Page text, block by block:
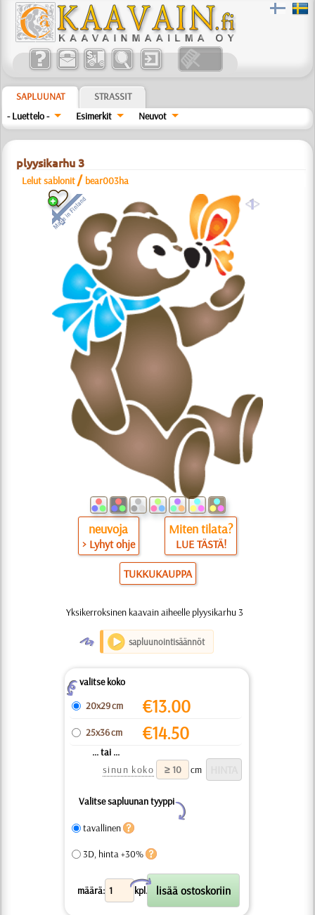
SAPLUUNAT
STRASSIT
- Luettelo -
Esimerkit Neuvot
plyysikarhu 3
Lelut sablonit / bear003ha
a
neuvoja
> Lyhyt ohje
Miten tilata?
LUE TÄSTÄ!
TUKKUKAUPPA
Yksikerroksinen kaavain aiheelle plyysikarhu 3
O sapluunointisäännöt
Zvalitse koko
20x29 cm
€13.00
25x36 cm €14.50
... tai ...
sinun koko
cm
Valitse sapluunan tyyppi
Y
tavallinen
3D, hinta +30%
määrä: kpl.
X